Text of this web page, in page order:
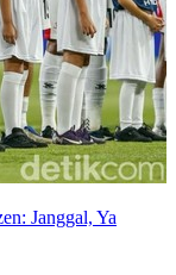
Janggal, Ya